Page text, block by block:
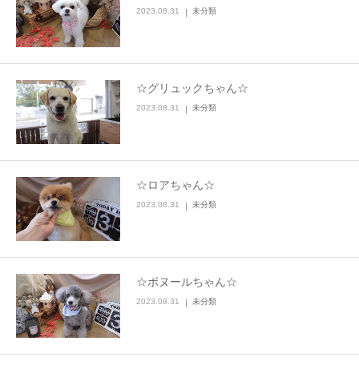
2023.08.31 未分類
☆グリュックちゃん☆
2023.08.31 未分類
☆ロアちゃん☆
2023.08.31 未分類
☆ボヌールちゃん☆
2023.08.31 未分類